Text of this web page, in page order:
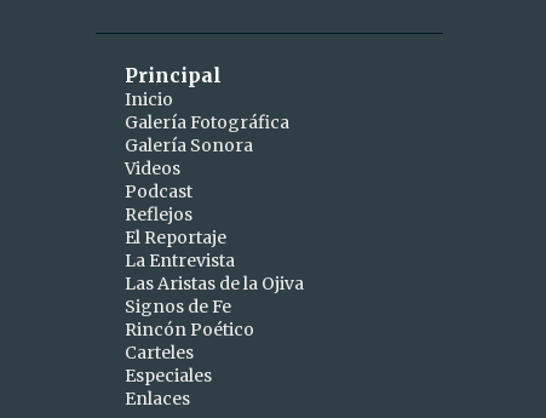
dic 28
dic 26
abril
abr 15
abr 10
marzo
mar 25
mar 24
mar 19
Principal
Inicio
Galería Fotográfica
Galería Sonora
Videos
Podcast
Reflejos
El Reportaje
La Entrevista
Las Aristas de la Ojiva
Signos de Fe
Rincón Poético
Carteles
Especiales
Enlaces